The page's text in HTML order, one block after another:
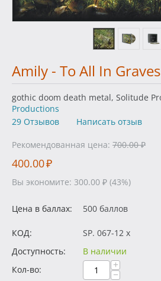
Amily - To All In
gothic doom death metal, Solitude
Productions
29 Отзывов
Написать отзыв
Рекомендованная цена: 700.00 ₽
400.00₽
Вы экономите: 300.00 ₽ (43%)
Цена в баллах: 500 баллов
КОД:
SP. 067-12 x
Доступность:
В наличии
Кол-во:
+
−